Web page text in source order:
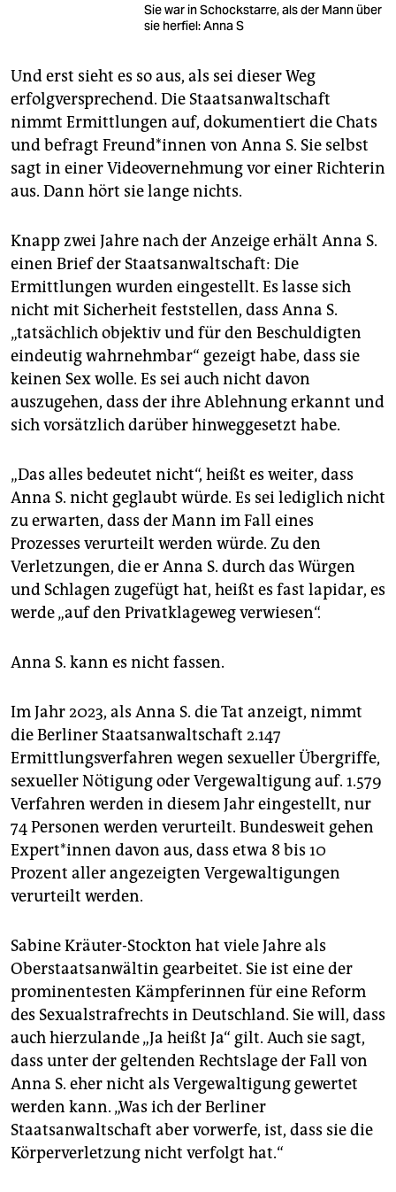
Sie war in Schockstarre, als der Mann über
sie herfiel: Anna S
Und erst sieht es so aus, als sei dieser Weg
erfolgversprechend. Die Staatsanwaltschaft
nimmt Ermittlungen auf, dokumentiert die Chats
und befragt Freun­d*in­nen von Anna S. Sie selbst
sagt in einer Videovernehmung vor einer Richterin
aus. Dann hört sie lange nichts.
Knapp zwei Jahre nach der Anzeige erhält Anna S.
einen Brief der Staatsanwaltschaft: Die
Ermittlungen wurden eingestellt. Es lasse sich
nicht mit Sicherheit feststellen, dass Anna S.
„tatsächlich objektiv und für den Beschuldigten
eindeutig wahrnehmbar“ gezeigt habe, dass sie
keinen Sex wolle. Es sei auch nicht davon
auszugehen, dass der ihre Ablehnung erkannt und
sich vorsätzlich darüber hinweggesetzt habe.
„Das alles bedeutet nicht“, heißt es weiter, dass
Anna S. nicht geglaubt würde. Es sei lediglich nicht
zu erwarten, dass der Mann im Fall eines
Prozesses verurteilt werden würde. Zu den
Verletzungen, die er Anna S. durch das Würgen
und Schlagen zugefügt hat, heißt es fast lapidar, es
werde „auf den Privatklageweg verwiesen“.
Anna S. kann es nicht fassen.
Im Jahr 2023, als Anna S. die Tat anzeigt, nimmt
die Berliner Staatsanwaltschaft 2.147
Ermittlungsverfahren wegen sexueller Übergriffe,
sexueller Nötigung oder Vergewaltigung auf. 1.579
Verfahren werden in diesem Jahr eingestellt, nur
74 Personen werden verurteilt. Bundesweit gehen
Ex­per­t*in­nen davon aus, dass etwa 8 bis 10
Prozent aller angezeigten Vergewaltigungen
verurteilt werden.
Sabine Kräuter-Stockton hat viele Jahre als
Oberstaatsanwältin gearbeitet. Sie ist eine der
prominentesten Kämpferinnen für eine Reform
des Sexualstrafrechts in Deutschland. Sie will, dass
auch hierzulande „Ja heißt Ja“ gilt. Auch sie sagt,
dass unter der geltenden Rechtslage der Fall von
Anna S. eher nicht als Vergewaltigung gewertet
werden kann. „Was ich der Berliner
Staatsanwaltschaft aber vorwerfe, ist, dass sie die
Körperverletzung nicht verfolgt hat.“